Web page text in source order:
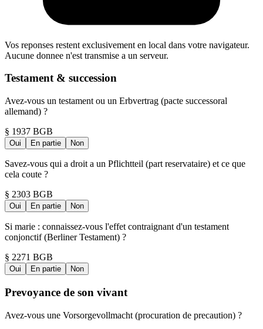
Vos reponses restent exclusivement en local dans votre navigateur.
Aucune donnee n'est transmise a un serveur.
Testament & succession
Avez-vous un testament ou un Erbvertrag (pacte successoral
allemand) ?
§ 1937 BGB
Oui En partie Non
Savez-vous qui a droit a un Pflichtteil (part reservataire) et ce que
cela coute ?
§ 2303 BGB
Oui En partie Non
Si marie : connaissez-vous l'effet contraignant d'un testament
conjonctif (Berliner Testament) ?
§ 2271 BGB
Oui En partie Non
Prevoyance de son vivant
Avez-vous une Vorsorgevollmacht (procuration de precaution) ?